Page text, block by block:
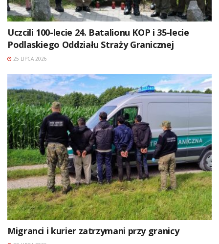
Uczcili 100-lecie 24. Batalionu KOP i 35-lecie
Podlaskiego Oddziału Straży Granicznej
25 LIPCA 2026
Migranci i kurier zatrzymani przy granicy